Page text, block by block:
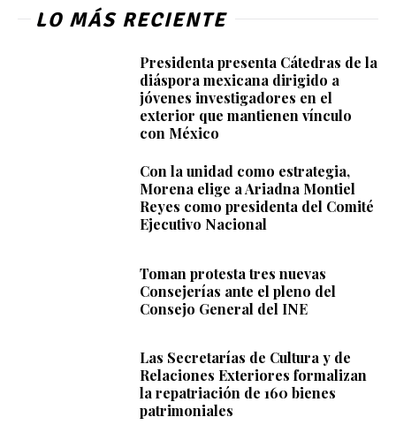
LO MÁS RECIENTE
Presidenta presenta Cátedras de la
diáspora mexicana dirigido a
jóvenes investigadores en el
exterior que mantienen vínculo
con México
Con la unidad como estrategia,
Morena elige a Ariadna Montiel
Reyes como presidenta del Comité
Ejecutivo Nacional
Toman protesta tres nuevas
Consejerías ante el pleno del
Consejo General del INE
Las Secretarías de Cultura y de
Relaciones Exteriores formalizan
la repatriación de 160 bienes
patrimoniales